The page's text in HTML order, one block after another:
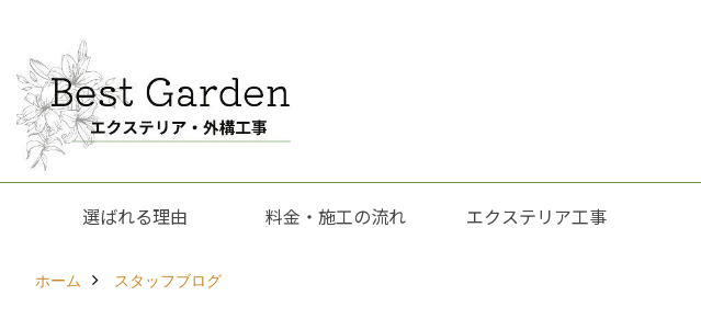
選ばれる理由 料金・施工の流れ エクステリア工事
ホーム スタッフブログ